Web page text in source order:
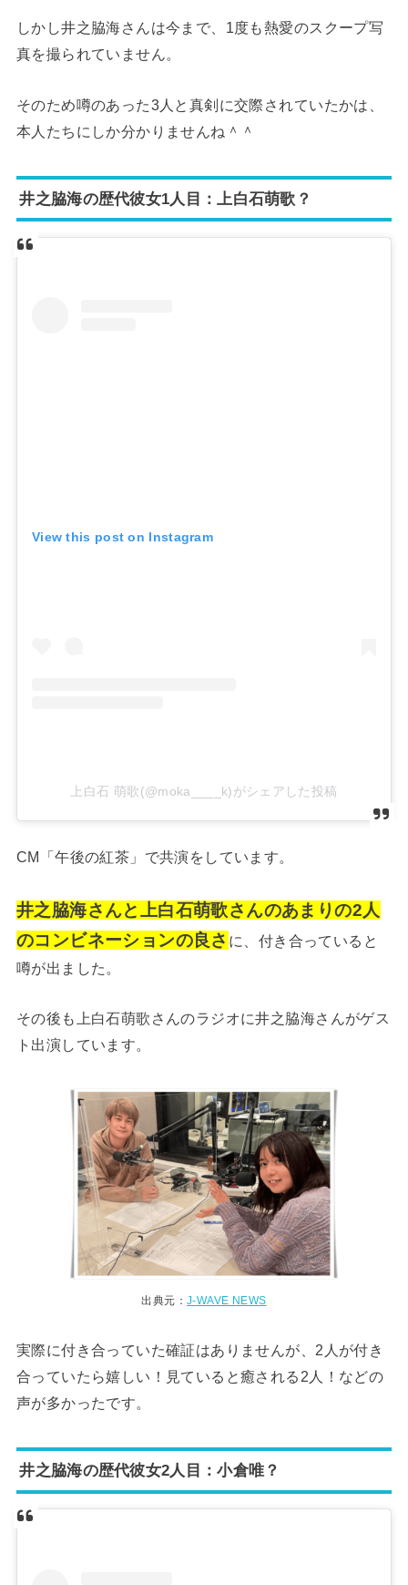
しかし井之脇海さんは今まで、1度も熱愛のスクープ写
真を撮られていません。
そのため噂のあった3人と真剣に交際されていたかは、
本人たちにしか分かりませんね＾＾
井之脇海の歴代彼女1人目：上白石萌歌？
View this post on Instagram
上白石 萌歌(@moka____k)がシェアした投稿
CM「午後の紅茶」で共演をしています。
井之脇海さんと上白石萌歌さんのあまりの2人
のコンビネーションの良さ に、付き合っていると
噂が出ました。
その後も上白石萌歌さんのラジオに井之脇海さんがゲス
ト出演しています。
出典元：J-WAVE NEWS
実際に付き合っていた確証はありませんが、2人が付き
合っていたら嬉しい！見ていると癒される2人！などの
声が多かったです。
井之脇海の歴代彼女2人目：小倉唯？